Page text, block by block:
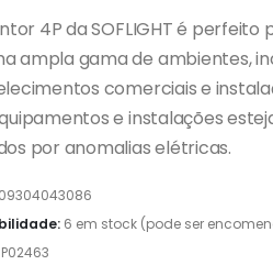
4P da SOFLIGHT é
ampla gama de ambientes,
comerciais e
e instalações
por anomalias elétricas.
6 em stock (pode ser